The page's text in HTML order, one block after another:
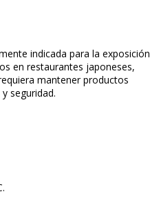
indicada para la exposición
en restaurantes japoneses,
mantener productos
seguridad.